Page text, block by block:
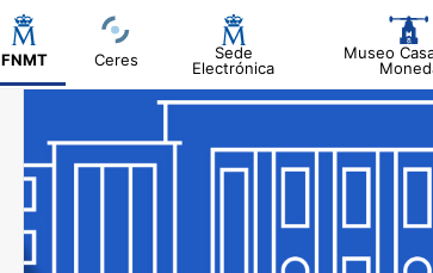
FNMT Ceres
Sede
Electrónica
Museo
Mostrar/Ocultar